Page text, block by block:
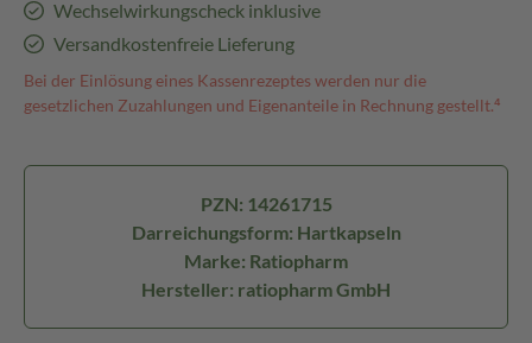
Wechselwirkungscheck inklusive
Versandkostenfreie Lieferung
Bei der Einlösung eines Kassenrezeptes werden nur die
gesetzlichen Zuzahlungen und Eigenanteile in Rechnung gestellt.⁴
PZN: 14261715
Darreichungsform: Hartkapseln
Marke: Ratiopharm
Hersteller: ratiopharm GmbH